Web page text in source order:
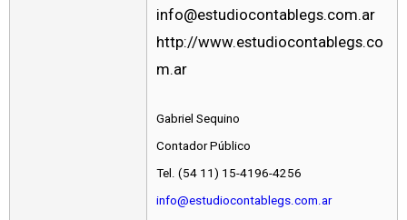
info@estudiocontablegs.com.ar
http://www.estudiocontablegs.co
m.ar
Gabriel Sequino
Contador Público
Tel. (54 11) 15-4196-4256
info@estudiocontablegs.com.ar